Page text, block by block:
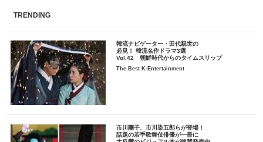
TRENDING
韓流ナビゲーター・田代親世の
必見！ 韓流名作ドラマ3選
Vol.42 朝鮮時代からのタイムスリップ
The Best K-Entertainment
市川團子、市川染五郎らが登場！
話題の若手歌舞伎俳優が一冊に